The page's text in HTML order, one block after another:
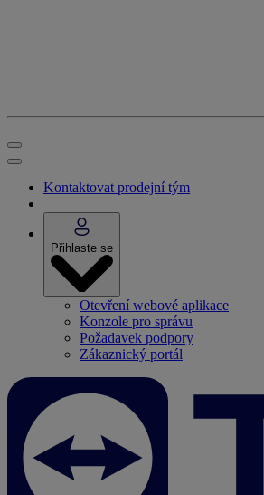
Kontaktovat prodejní tým
Přihlaste se
Otevření webové aplikace
Konzole pro správu
Požadavek podpory
Zákaznický portál